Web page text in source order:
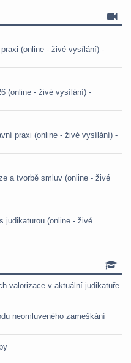
(online - živé vysílání) -
(online - živé vysílání) -
praxi (online - živé vysílání) -
a tvorbě smluv (online - živé
judikaturou (online - živé
valorizace v aktuální judikatuře
neomluveného zameškání